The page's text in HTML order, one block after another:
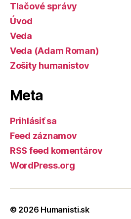
Tlačové správy
Úvod
Veda
Veda (Adam Roman)
Zošity humanistov
Meta
Prihlásiť sa
Feed záznamov
RSS feed komentárov
WordPress.org
© 2026 Humanisti.sk